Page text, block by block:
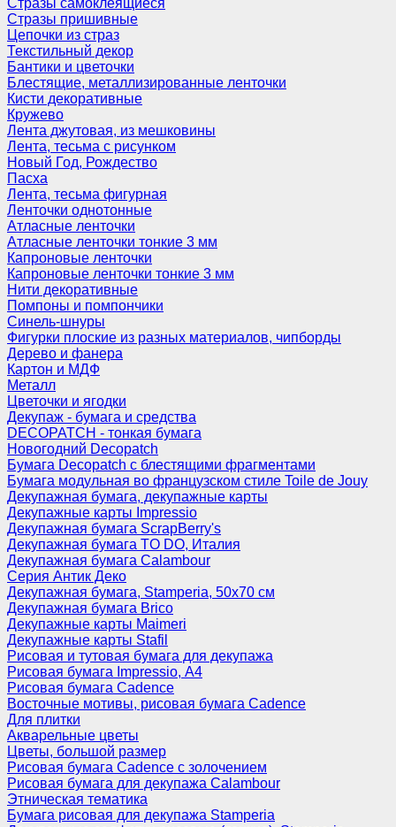
Стразы самоклеящиеся
Стразы пришивные
Цепочки из страз
Текстильный декор
Бантики и цветочки
Блестящие, металлизированные ленточки
Кисти декоративные
Кружево
Лента джутовая, из мешковины
Лента, тесьма с рисунком
Новый Год, Рождество
Пасха
Лента, тесьма фигурная
Ленточки однотонные
Атласные ленточки
Атласные ленточки тонкие 3 мм
Капроновые ленточки
Капроновые ленточки тонкие 3 мм
Нити декоративные
Помпоны и помпончики
Синель-шнуры
Фигурки плоские из разных материалов, чипборды
Дерево и фанера
Картон и МДФ
Металл
Цветочки и ягодки
Декупаж - бумага и средства
DECOPATCH - тонкая бумага
Новогодний Decopatch
Бумага Decopatch с блестящими фрагментами
Бумага модульная во французском стиле Toile de Jouy
Декупажная бумага, декупажные карты
Декупажные карты Impressio
Декупажная бумага ScrapBerry's
Декупажная бумага TO DO, Италия
Декупажная бумага Calambour
Серия Антик Деко
Декупажная бумага, Stamperia, 50х70 см
Декупажная бумага Brico
Декупажные карты Maimeri
Декупажные карты Stafil
Рисовая и тутовая бумага для декупажа
Рисовая бумага Impressio, А4
Рисовая бумага Cadence
Восточные мотивы, рисовая бумага Cadence
Для плитки
Акварельные цветы
Цветы, большой размер
Рисовая бумага Cadence c золочением
Рисовая бумага для декупажа Calambour
Этническая тематика
Бумага рисовая для декупажа Stamperia